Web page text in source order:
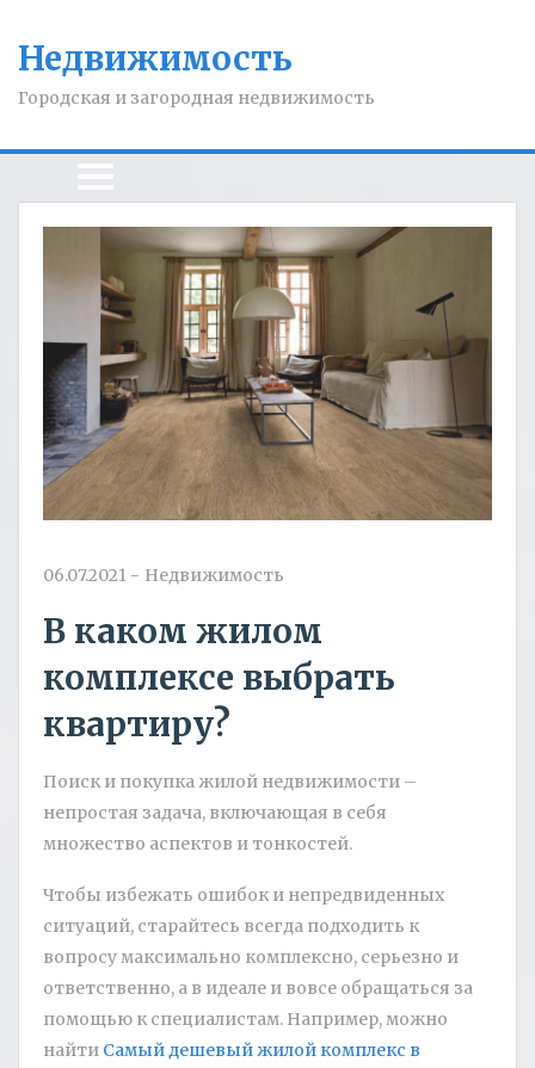
Недвижимость
Городская и загородная недвижимость
06.07.2021 - Недвижимость
В каком жилом
комплексе выбрать
квартиру?
Поиск и покупка жилой недвижимости –
непростая задача, включающая в себя
множество аспектов и тонкостей.
Чтобы избежать ошибок и непредвиденных
ситуаций, старайтесь всегда подходить к
вопросу максимально комплексно, серьезно и
ответственно, а в идеале и вовсе обращаться за
помощью к специалистам. Например, можно
найти Самый дешевый жилой комплекс в